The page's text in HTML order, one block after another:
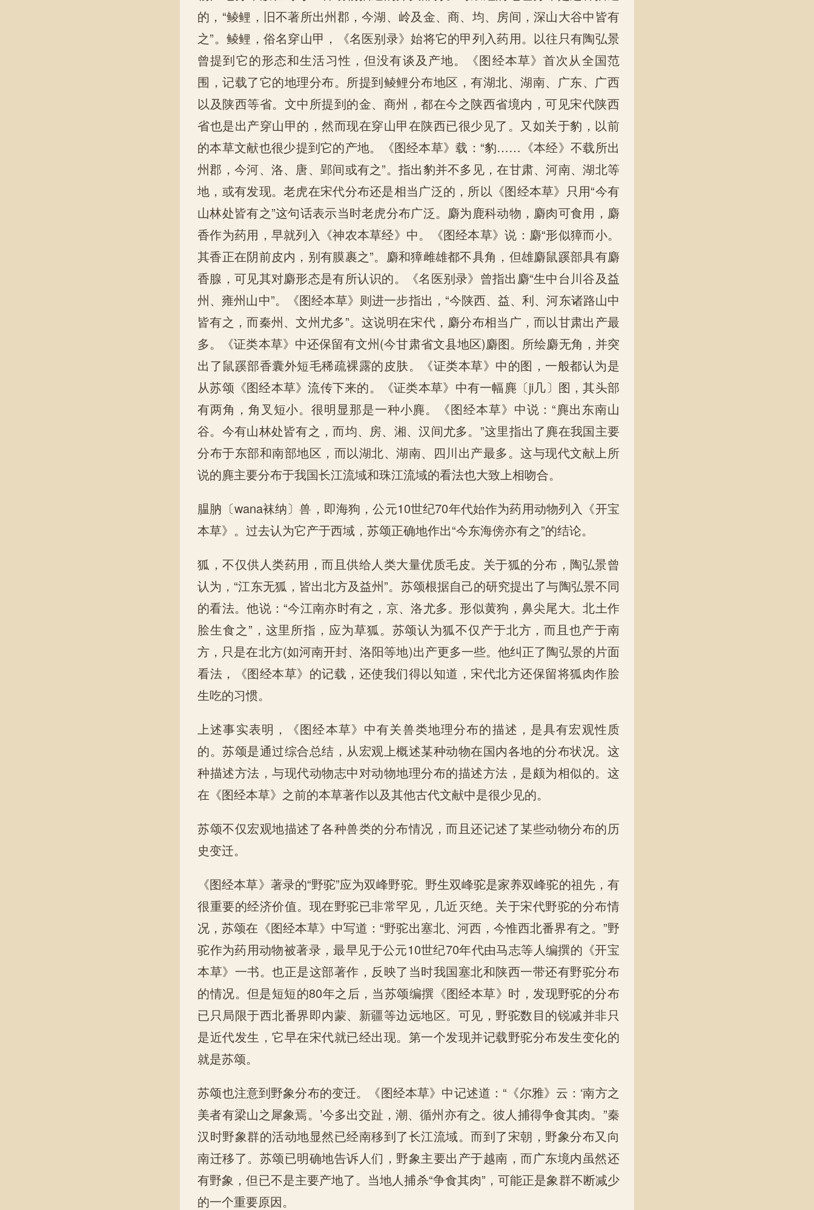
的，“鲮鲤，旧不著所出州郡，今湖、岭及金、商、均、房间，深山大谷中皆有
之”。鲮鲤，俗名穿山甲，《名医别录》始将它的甲列入药用。以往只有陶弘景
曾提到它的形态和生活习性，但没有谈及产地。《图经本草》首次从全国范
围，记载了它的地理分布。所提到鲮鲤分布地区，有湖北、湖南、广东、广西
以及陕西等省。文中所提到的金、商州，都在今之陕西省境内，可见宋代陕西
省也是出产穿山甲的，然而现在穿山甲在陕西已很少见了。又如关于豹，以前
的本草文献也很少提到它的产地。《图经本草》载：“豹……《本经》不载所出
州郡，今河、洛、唐、郢间或有之”。指出豹并不多见，在甘肃、河南、湖北等
地，或有发现。老虎在宋代分布还是相当广泛的，所以《图经本草》只用“今有
山林处皆有之”这句话表示当时老虎分布广泛。麝为鹿科动物，麝肉可食用，麝
香作为药用，早就列入《神农本草经》中。《图经本草》说：麝“形似獐而小。
其香正在阴前皮内，别有膜裹之”。麝和獐雌雄都不具角，但雄麝鼠蹊部具有麝
香腺，可见其对麝形态是有所认识的。《名医别录》曾指出麝“生中台川谷及益
州、雍州山中”。《图经本草》则进一步指出，“今陕西、益、利、河东诸路山中
皆有之，而秦州、文州尤多”。这说明在宋代，麝分布相当广，而以甘肃出产最
多。《证类本草》中还保留有文州(今甘肃省文县地区)麝图。所绘麝无角，并突
出了鼠蹊部香囊外短毛稀疏裸露的皮肤。《证类本草》中的图，一般都认为是
从苏颂《图经本草》流传下来的。《证类本草》中有一幅麂〔ji几〕图，其头部
有两角，角叉短小。很明显那是一种小麂。《图经本草》中说：“麂出东南山
谷。今有山林处皆有之，而均、房、湘、汉间尤多。”这里指出了麂在我国主要
分布于东部和南部地区，而以湖北、湖南、四川出产最多。这与现代文献上所
说的麂主要分布于我国长江流域和珠江流域的看法也大致上相吻合。
腽肭〔wana袜纳〕兽，即海狗，公元10世纪70年代始作为药用动物列入《开宝
本草》。过去认为它产于西域，苏颂正确地作出“今东海傍亦有之”的结论。
狐，不仅供人类药用，而且供给人类大量优质毛皮。关于狐的分布，陶弘景曾
认为，“江东无狐，皆出北方及益州”。苏颂根据自己的研究提出了与陶弘景不同
的看法。他说：“今江南亦时有之，京、洛尤多。形似黄狗，鼻尖尾大。北土作
脍生食之”，这里所指，应为草狐。苏颂认为狐不仅产于北方，而且也产于南
方，只是在北方(如河南开封、洛阳等地)出产更多一些。他纠正了陶弘景的片面
看法，《图经本草》的记载，还使我们得以知道，宋代北方还保留将狐肉作脍
生吃的习惯。
上述事实表明，《图经本草》中有关兽类地理分布的描述，是具有宏观性质
的。苏颂是通过综合总结，从宏观上概述某种动物在国内各地的分布状况。这
种描述方法，与现代动物志中对动物地理分布的描述方法，是颇为相似的。这
在《图经本草》之前的本草著作以及其他古代文献中是很少见的。
苏颂不仅宏观地描述了各种兽类的分布情况，而且还记述了某些动物分布的历
史变迁。
《图经本草》著录的“野驼”应为双峰野驼。野生双峰驼是家养双峰驼的祖先，有
很重要的经济价值。现在野驼已非常罕见，几近灭绝。关于宋代野驼的分布情
况，苏颂在《图经本草》中写道：“野驼出塞北、河西，今惟西北番界有之。”野
驼作为药用动物被著录，最早见于公元10世纪70年代由马志等人编撰的《开宝
本草》一书。也正是这部著作，反映了当时我国塞北和陕西一带还有野驼分布
的情况。但是短短的80年之后，当苏颂编撰《图经本草》时，发现野驼的分布
已只局限于西北番界即内蒙、新疆等边远地区。可见，野驼数目的锐减并非只
是近代发生，它早在宋代就已经出现。第一个发现并记载野驼分布发生变化的
就是苏颂。
苏颂也注意到野象分布的变迁。《图经本草》中记述道：“《尔雅》云：‘南方之
美者有梁山之犀象焉。’今多出交趾，潮、循州亦有之。彼人捕得争食其肉。”秦
汉时野象群的活动地显然已经南移到了长江流域。而到了宋朝，野象分布又向
南迁移了。苏颂已明确地告诉人们，野象主要出产于越南，而广东境内虽然还
有野象，但已不是主要产地了。当地人捕杀“争食其肉”，可能正是象群不断减少
的一个重要原因。